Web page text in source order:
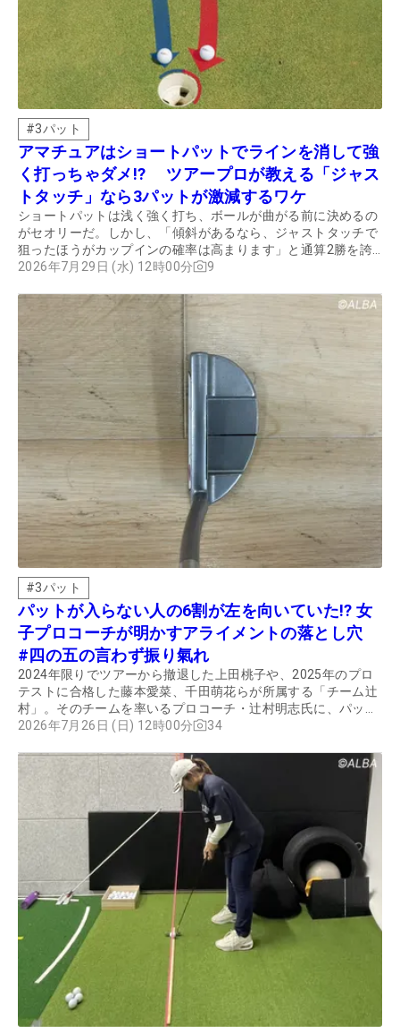
#3パット
アマチュアはショートパットでラインを消して強
く打っちゃダメ!? ツアープロが教える「ジャス
トタッチ」なら3パットが激減するワケ
ショートパットは浅く強く打ち、ボールが曲がる前に決めるの
がセオリーだ。しかし、「傾斜があるなら、ジャストタッチで
狙ったほうがカップインの確率は高まります」と通算2勝を誇
る髙橋竜彦は言う。その真意を聞いた。
2026年7月29日 (水) 12時00分 9
#3パット
パットが入らない人の6割が左を向いていた!? 女
子プロコーチが明かすアライメントの落とし穴
#四の五の言わず振り氣れ
2024年限りでツアーから撤退した上田桃子や、2025年のプロ
テストに合格した藤本愛菜、千田萌花らが所属する「チーム辻
村」。そのチームを率いるプロコーチ・辻村明志氏に、パット
が上達するコツについてじっくり話を聞いた。
2026年7月26日 (日) 12時00分 34